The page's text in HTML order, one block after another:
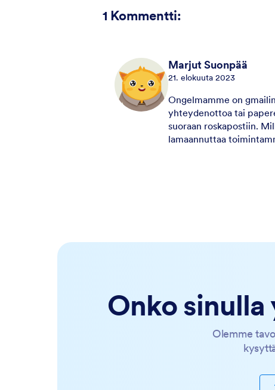
1 Kommentti:
Marjut Suonpää
21. elokuuta 2023
Ongelmamme on
yhteydenottoa tai
suoraan roskapostiin.
lamaannuttaa
Onko sinulla
Olemme